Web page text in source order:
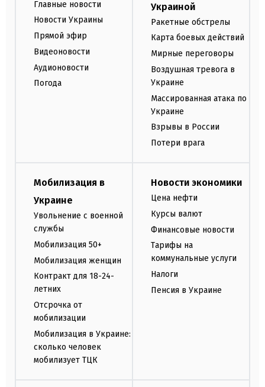
Главные новости
Новости Украины
Прямой эфир
Видеоновости
Аудионовости
Погода
Украиной
Ракетные обстрелы
Карта боевых действий
Мирные переговоры
Воздушная тревога в
Украине
Массированная атака по
Украине
Взрывы в России
Потери врага
Мобилизация в
Украине
Увольнение с военной
службы
Мобилизация 50+
Мобилизация женщин
Контракт для 18-24-
летних
Отсрочка от
мобилизации
Мобилизация в Украине:
сколько человек
мобилизует ТЦК
Новости экономики
Цена нефти
Курсы валют
Финансовые новости
Тарифы на
коммунальные услуги
Налоги
Пенсия в Украине